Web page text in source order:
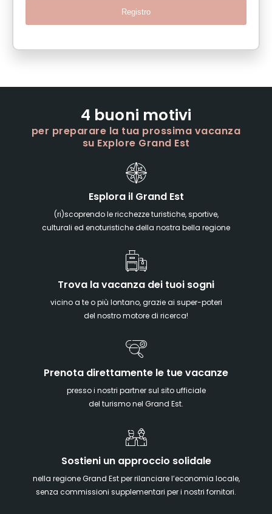
Registro
4 buoni motivi
per preparare la tua prossima vacanza
su Explore Grand Est
Esplora il Grand Est
(ri)scoprendo le ricchezze turistiche, sportive,
culturali ed enoturistiche della nostra bella regione
Trova la vacanza dei tuoi sogni
vicino a te o più lontano, grazie ai super-poteri
del nostro motore di ricerca!
Prenota direttamente le tue vacanze
presso i nostri partner sul sito ufficiale
del turismo nel Grand Est.
Sostieni un approccio solidale
nella regione Grand Est per rilanciare l’economia locale,
senza commissioni supplementari per i nostri fornitori.